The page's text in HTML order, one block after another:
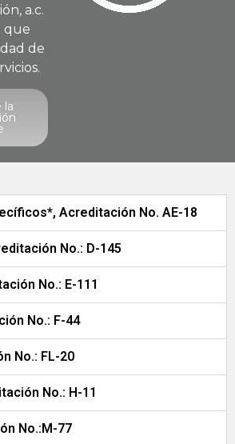
a.c.
que
de
la
Acreditación No. AE-18
No.: D-145
No.: E-111
No.: F-44
No.: FL-20
No.: H-11
No.:M-77